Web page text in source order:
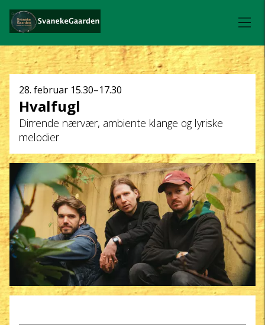
Dato
og
klokkeslæt
28. februar 15.30–17.30
Hvalfugl
Dirrende nærvær, ambiente klange og lyriske
melodier